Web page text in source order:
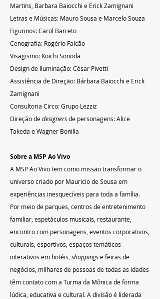
Martins, Barbara Baiocchi e Erick Zamignani
Letras e Músicas: Mauro Sousa e Marcelo Souza
Figurinos: Carol Barreto
Cenografia: Rogério Falcão
Visagismo: Koichi Sonoda
Design de Iluminação: César Pivetti
Assistência de Direção: Bárbara Baiocchi e Erick
Zamignani
Consultoria Circo: Grupo Lezziz
Direção de designers de personagens: Alice
Takeda e Wagner Bonilla
Sobre a MSP Ao Vivo
A MSP Ao Vivo tem como missão transformar o
universo criado por Mauricio de Sousa em
experiências inesquecíveis para toda a família.
Por meio de parques, centros de entretenimento
familiar, espetáculos musicais, restaurante,
encontro com personagens, eventos corporativos,
culturais, esportivos, espaços temáticos
interativos em hotéis, shoppings e feiras de
negócios, milhares de pessoas de todas as idades
têm contato com a Turma da Mônica de forma
lúdica, educativa e cultural. A divisão é liderada